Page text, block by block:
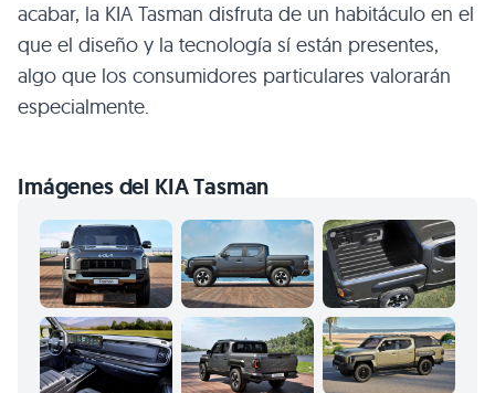
acabar, la KIA Tasman disfruta de un habitáculo en el
que el diseño y la tecnología sí están presentes,
algo que los consumidores particulares valorarán
especialmente.
Imágenes del KIA Tasman